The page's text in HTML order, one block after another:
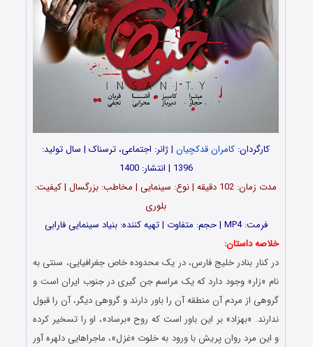
کارگردان: کامران قدکچیان | ژانر: اجتماعی، ترسناک | سال تولید:
1396 | انتشار: 1400
مدت زمان: 102 دقیقه | نوع: سینمایی | مخاطب: بزرگسال | کیفیت:
بلوری
فرمت: MP4 | حجم: متفاوت | تهیه کننده: بنیاد سینمایی فارابی
خلاصه داستان:
در کنار بنادر خلیج فارس، در یک محدوده خاص جغرافیایی، سنتی به
نام «زار» وجود دارد که یک مراسم جن گیری در جنوب ایران است و
گروهی از مردم آن منطقه آن را باور دارند و گروهی دیگر، آن را قبول
ندارند. «بهزاد» بر این باور است که روح «برساد»، او را تسخیر کرده
و این مرد روان پریش با ورود به خلوت «غزل»، ماجراهایی دلهره آور